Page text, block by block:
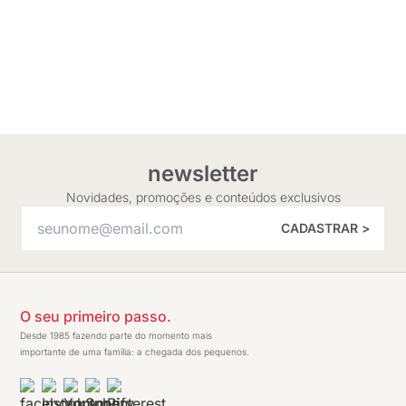
newsletter
Novidades, promoções e conteúdos exclusivos
CADASTRAR >
O seu primeiro passo.
Desde 1985 fazendo parte do momento mais
importante de uma família: a chegada dos pequenos.